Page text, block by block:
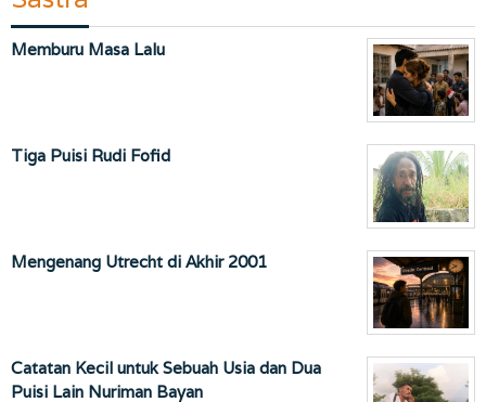
Memburu Masa Lalu
Tiga Puisi Rudi Fofid
Mengenang Utrecht di Akhir 2001
Catatan Kecil untuk Sebuah Usia dan Dua
Puisi Lain Nuriman Bayan